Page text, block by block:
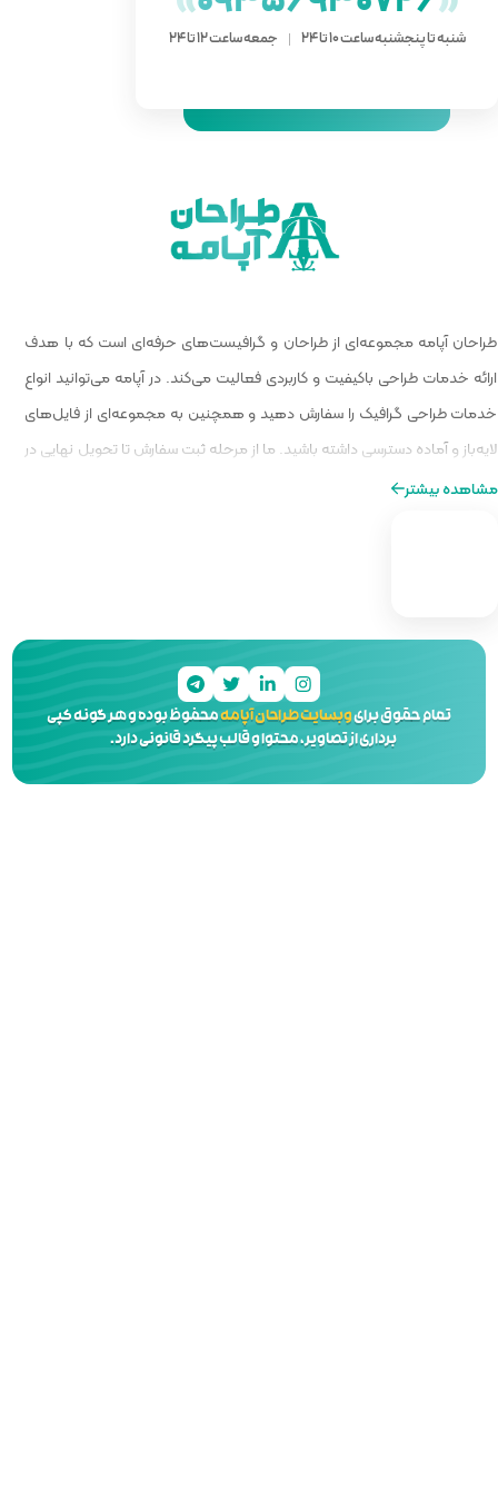
ساعت 12 تا 24
گرافیست‌های حرفه‌ای است که با هدف
می‌کند. در آپامه می‌توانید انواع
همچنین به مجموعه‌ای از فایل‌های
مرحله ثبت سفارش تا تحویل نهایی در
از طراحی را برایتان فراهم کنیم.
محفوظ بوده و هر گونه کپی
و قالب پیگرد قانونی دارد.